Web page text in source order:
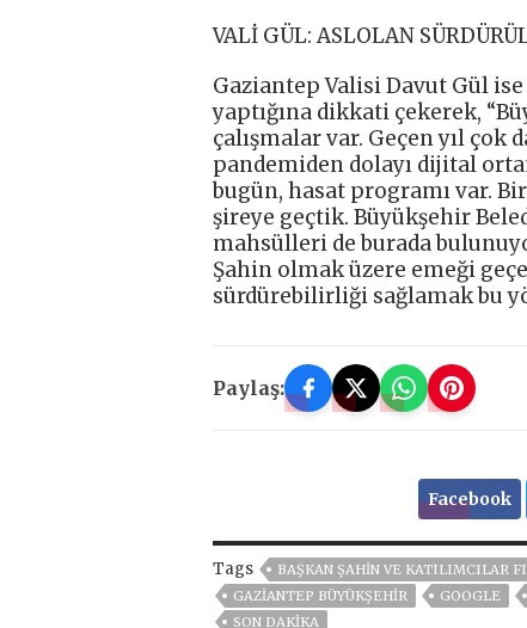
VALİ GÜL: ASLOLAN
Gaziantep Valisi Davut Gül
yaptığına dikkati çekerek,
çalışmalar var. Geçen yıl çok
pandemiden dolayı dijital
bugün, hasat programı var.
şireye geçtik. Büyükşehir
mahsülleri de burada
Şahin olmak üzere emeği
sürdürebilirliği sağlamak bu
Paylaş:
Facebook
Tags BAŞKAN ŞAHİN VE KATILIMCILAR
GAZİANTEP BÜYÜKŞEHİR
GOOGLE
SON DAKIKA